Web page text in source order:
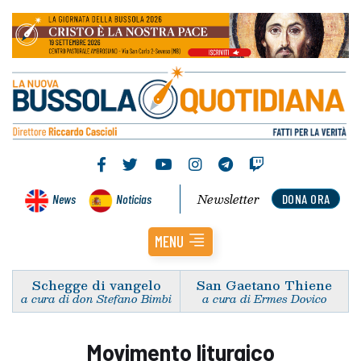
News Noticias DONA ORA
Newsletter
MENU
Schegge di vangelo
a cura di don Stefano Bimbi
San Gaetano Thiene
a cura di Ermes Dovico
Movimento liturgico